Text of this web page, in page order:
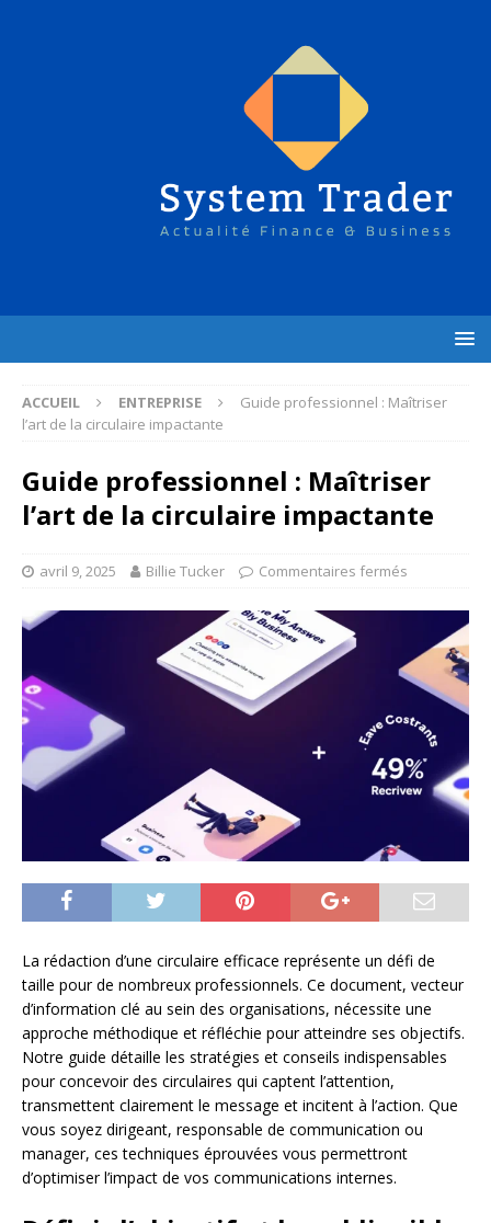
ACCUEIL ENTREPRISE
Guide professionnel : Maîtriser
l’art de la circulaire impactante
Guide professionnel : Maîtriser
l’art de la circulaire impactante
avril 9, 2025 Billie Tucker Commentaires fermés
La rédaction d’une circulaire efficace représente un défi de
taille pour de nombreux professionnels. Ce document, vecteur
d’information clé au sein des organisations, nécessite une
approche méthodique et réfléchie pour atteindre ses objectifs.
Notre guide détaille les stratégies et conseils indispensables
pour concevoir des circulaires qui captent l’attention,
transmettent clairement le message et incitent à l’action. Que
vous soyez dirigeant, responsable de communication ou
manager, ces techniques éprouvées vous permettront
d’optimiser l’impact de vos communications internes.